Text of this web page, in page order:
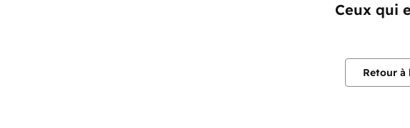
Ceux qui
Retour à